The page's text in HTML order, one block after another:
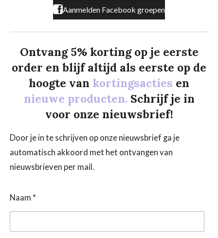
Aanmelden Facebook groepen
Ontvang 5% korting op je eerste
order en blijf altijd als eerste op de
hoogte van kortingsacties en
nieuwe producten. Schrijf je in
voor onze nieuwsbrief!
Door je in te schrijven op onze nieuwsbrief ga je
automatisch akkoord met het ontvangen van
nieuwsbrieven per mail.
Naam *